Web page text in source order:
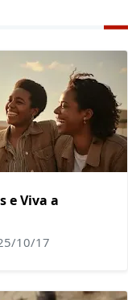
e Viva a
10/17